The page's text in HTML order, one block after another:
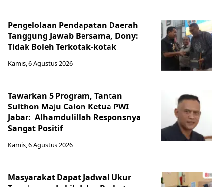
Pengelolaan Pendapatan Daerah
Tanggung Jawab Bersama, Dony:
Tidak Boleh Terkotak-kotak
Kamis, 6 Agustus 2026
Tawarkan 5 Program, Tantan
Sulthon Maju Calon Ketua PWI
Jabar: Alhamdulillah Responsnya
Sangat Positif
Kamis, 6 Agustus 2026
Masyarakat Dapat Jadwal Ukur